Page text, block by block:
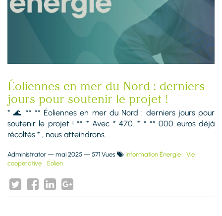
Éoliennes en mer du Nord : derniers
jours pour soutenir le projet !
* 🌊 ** ** Éoliennes en mer du Nord : derniers jours pour
soutenir le projet ! ** * Avec * 470. * * ** 000 euros déjà
récoltés * , nous atteindrons...
Administrator — mai 2025 — 571 Vues Information Énergie
Vie
coopérative
Éolien